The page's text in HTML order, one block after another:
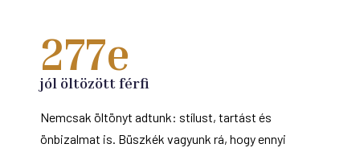
jól öltözött férfi
277e
Nemcsak öltönyt adtunk: stílust, tartást és
önbizalmat is. Büszkék vagyunk rá, hogy ennyi